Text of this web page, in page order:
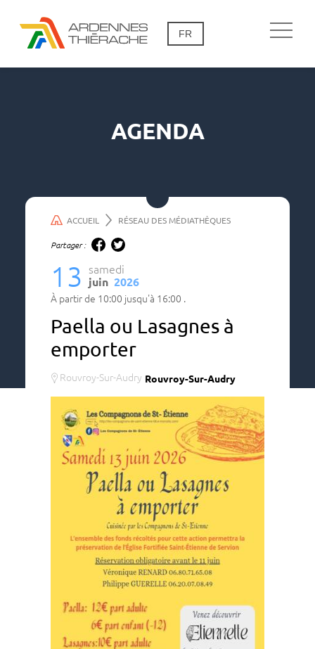
FR
AGENDA
ACCUEIL RÉSEAU DES MÉDIATHÈQUES
Partager :
Paella ou Lasagnes à
emporter
Rouvroy-Sur-Audry Rouvroy-Sur-Audry
samedi
13 juin 2026
à partir de 10:00 jusqu'à 16:00 .